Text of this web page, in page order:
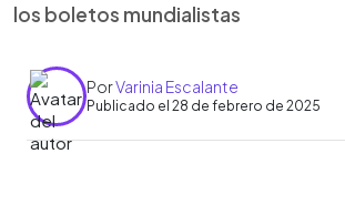
los boletos mundialistas
PorVarinia Escalante
Publicado el 28 de febrero de 2025